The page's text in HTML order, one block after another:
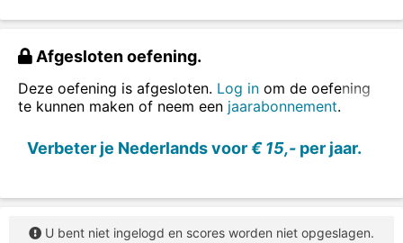
mooist(e) (superlatief)
Vul de woorden in.
Afgesloten oefening.
Deze oefening is afgesloten. Log in om de oefening
te kunnen maken of neem een jaarabonnement.
Verbeter je Nederlands voor€ 15,- per jaar.
U bent niet ingelogd en scores worden niet opgeslagen.